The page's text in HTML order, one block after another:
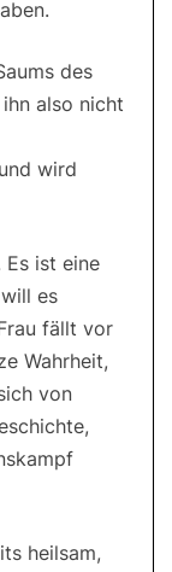
des
also nicht
wird
Es ist eine
es
fällt vor
Wahrheit,
von
heilsam,